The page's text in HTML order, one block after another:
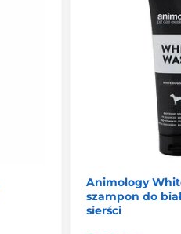
Animology
szampon do
sierści